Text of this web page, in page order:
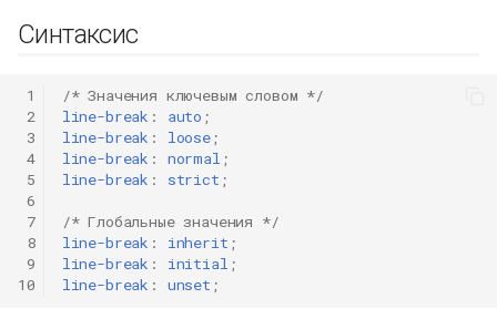
Синтаксис
1
2
3
4
5
6
7
8
9
10
/* Значения ключевым словом */
line-break : auto ;
line-break : loose;
line-break : normal ;
line-break : strict ;
/* Глобальные значения */
line-break : inherit ;
line-break : initial ;
line-break : unset ;